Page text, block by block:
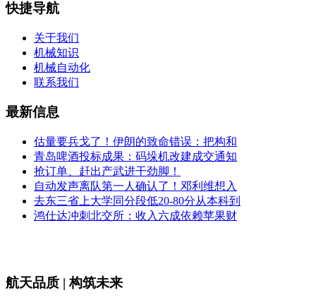
快捷导航
关于我们
机械知识
机械自动化
联系我们
最新信息
估量要兵戈了！伊朗的致命错误：把构和
青岛啤酒投标成果：码垛机改建成交通知
抢订单、赶出产武进干劲脚！
自动发声离队第一人确认了！邓利维想入
去东三省上大学同分段低20-80分从本科到
鸿仕达冲刺北交所：收入六成依赖苹果财
航天品质 | 构筑未来